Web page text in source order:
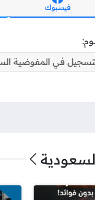
فيسبوك
في المفوضية